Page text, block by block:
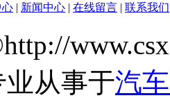
心 | 新闻中心 | 在线留言 | 联系我们
从事于汽